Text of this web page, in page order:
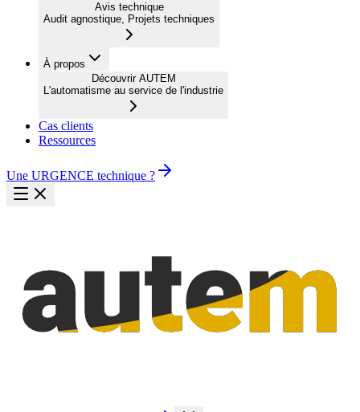
Avis technique
Audit agnostique, Projets techniques
À propos
Découvrir AUTEM
L'automatisme au service de l'industrie
Cas clients
Ressources
Une URGENCE technique ?